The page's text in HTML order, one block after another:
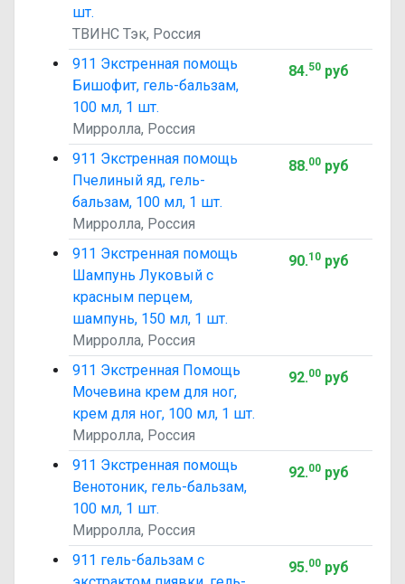
шт.
ТВИНС Тэк, Россия
911 Экстренная помощь
Бишофит, гель-бальзам,
100 мл, 1 шт.
Мирролла, Россия
84.50руб
911 Экстренная помощь
Пчелиный яд, гель-
бальзам, 100 мл, 1 шт.
Мирролла, Россия
88.00руб
911 Экстренная помощь
Шампунь Луковый с
красным перцем,
шампунь, 150 мл, 1 шт.
Мирролла, Россия
90.10руб
911 Экстренная Помощь
Мочевина крем для ног,
крем для ног, 100 мл, 1 шт.
Мирролла, Россия
92.00руб
911 Экстренная помощь
Венотоник, гель-бальзам,
100 мл, 1 шт.
Мирролла, Россия
92.00руб
911 гель-бальзам с
95.00руб